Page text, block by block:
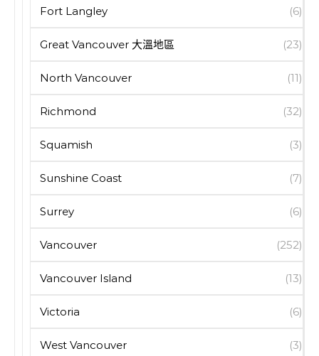
Fort Langley (6)
Great Vancouver 大溫地區 (23)
North Vancouver (11)
Richmond (32)
Squamish (3)
Sunshine Coast (7)
Surrey (6)
Vancouver (252)
Vancouver Island (13)
Victoria (6)
West Vancouver (3)